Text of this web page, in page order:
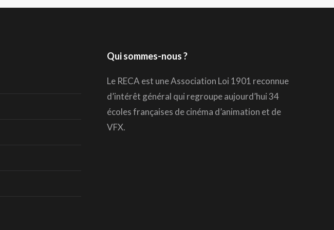
Qui sommes-nous ?
Le RECA est une Association Loi 1901 reconnue
d’intérêt général qui regroupe aujourd’hui 34
écoles françaises de cinéma d’animation et de
VFX.